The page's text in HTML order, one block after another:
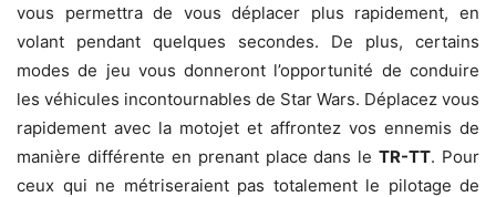
vous permettra de vous déplacer plus rapidement, en
volant pendant quelques secondes. De plus, certains
modes de jeu vous donneront l’opportunité de conduire
les véhicules incontournables de Star Wars. Déplacez vous
rapidement avec la motojet et affrontez vos ennemis de
manière différente en prenant place dans leTR-TT. Pour
ceux qui ne métriseraient pas totalement le pilotage de